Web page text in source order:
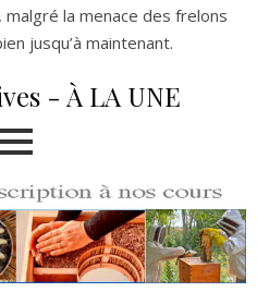
malgré la menace des frelons
jusqu’à maintenant.
- À LA UNE